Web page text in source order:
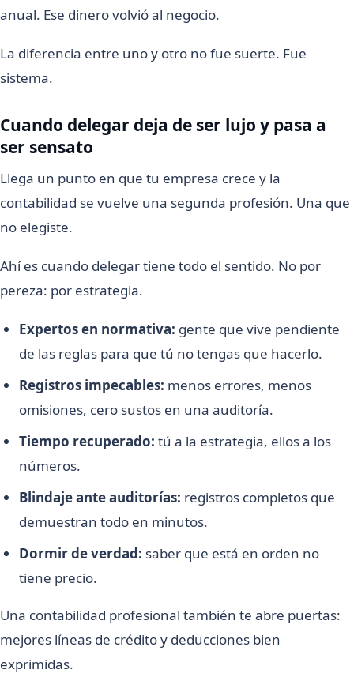
anual. Ese dinero volvió al negocio.
La diferencia entre uno y otro no fue suerte. Fue
sistema.
Cuando delegar deja de ser lujo y pasa a
ser sensato
Llega un punto en que tu empresa crece y la
contabilidad se vuelve una segunda profesión. Una que
no elegiste.
Ahí es cuando delegar tiene todo el sentido. No por
pereza: por estrategia.
Expertos en normativa: gente que vive pendiente
de las reglas para que tú no tengas que hacerlo.
Registros impecables: menos errores, menos
omisiones, cero sustos en una auditoría.
Tiempo recuperado: tú a la estrategia, ellos a los
números.
Blindaje ante auditorías: registros completos que
demuestran todo en minutos.
Dormir de verdad: saber que está en orden no
tiene precio.
Una contabilidad profesional también te abre puertas:
mejores líneas de crédito y deducciones bien
exprimidas.